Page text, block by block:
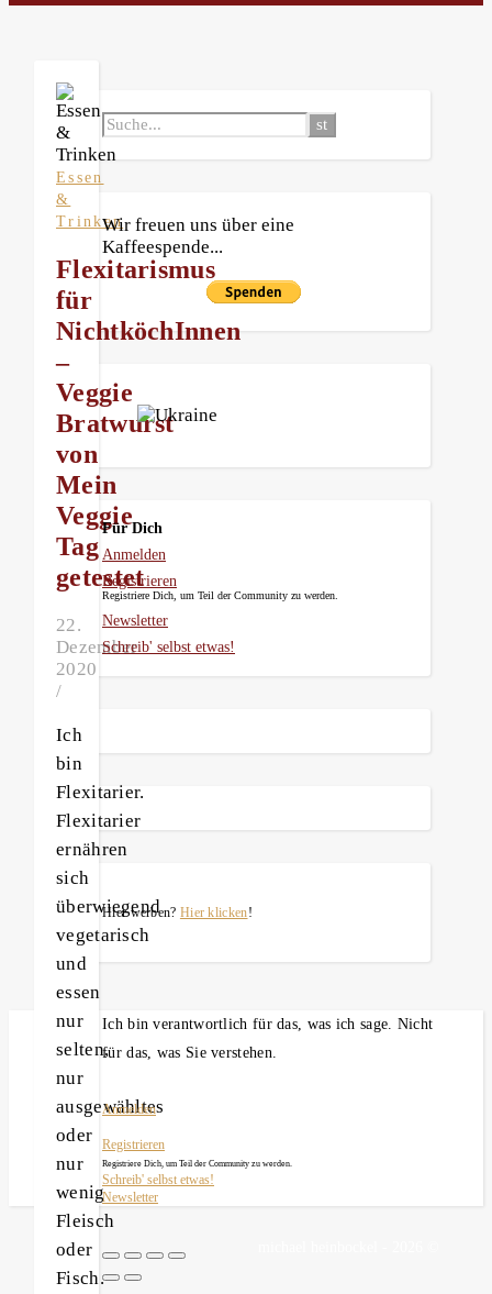
Essen
&
Trinken
Flexitarismus
für
NichtköchInnen
–
Veggie
Bratwurst
von
Mein
Veggie
Tag
getestet
22.
Dezember
2020
/
Ich
bin
Flexitarier.
Flexitarier
ernähren
sich
überwiegend
vegetarisch
und
essen
nur
selten,
nur
ausgewähltes
oder
nur
wenig
Fleisch
oder
Fisch.
Wir freuen uns über eine
Kaffeespende...
Für Dich
Anmelden
Registrieren
Registriere Dich, um Teil der Community zu werden.
Newsletter
Schreib' selbst etwas!
Hier werben? Hier klicken!
Ich bin verantwortlich für das, was ich sage. Nicht
für das, was Sie verstehen.
Anmelden
Registrieren
Registriere Dich, um Teil der Community zu werden.
Schreib' selbst etwas!
Newsletter